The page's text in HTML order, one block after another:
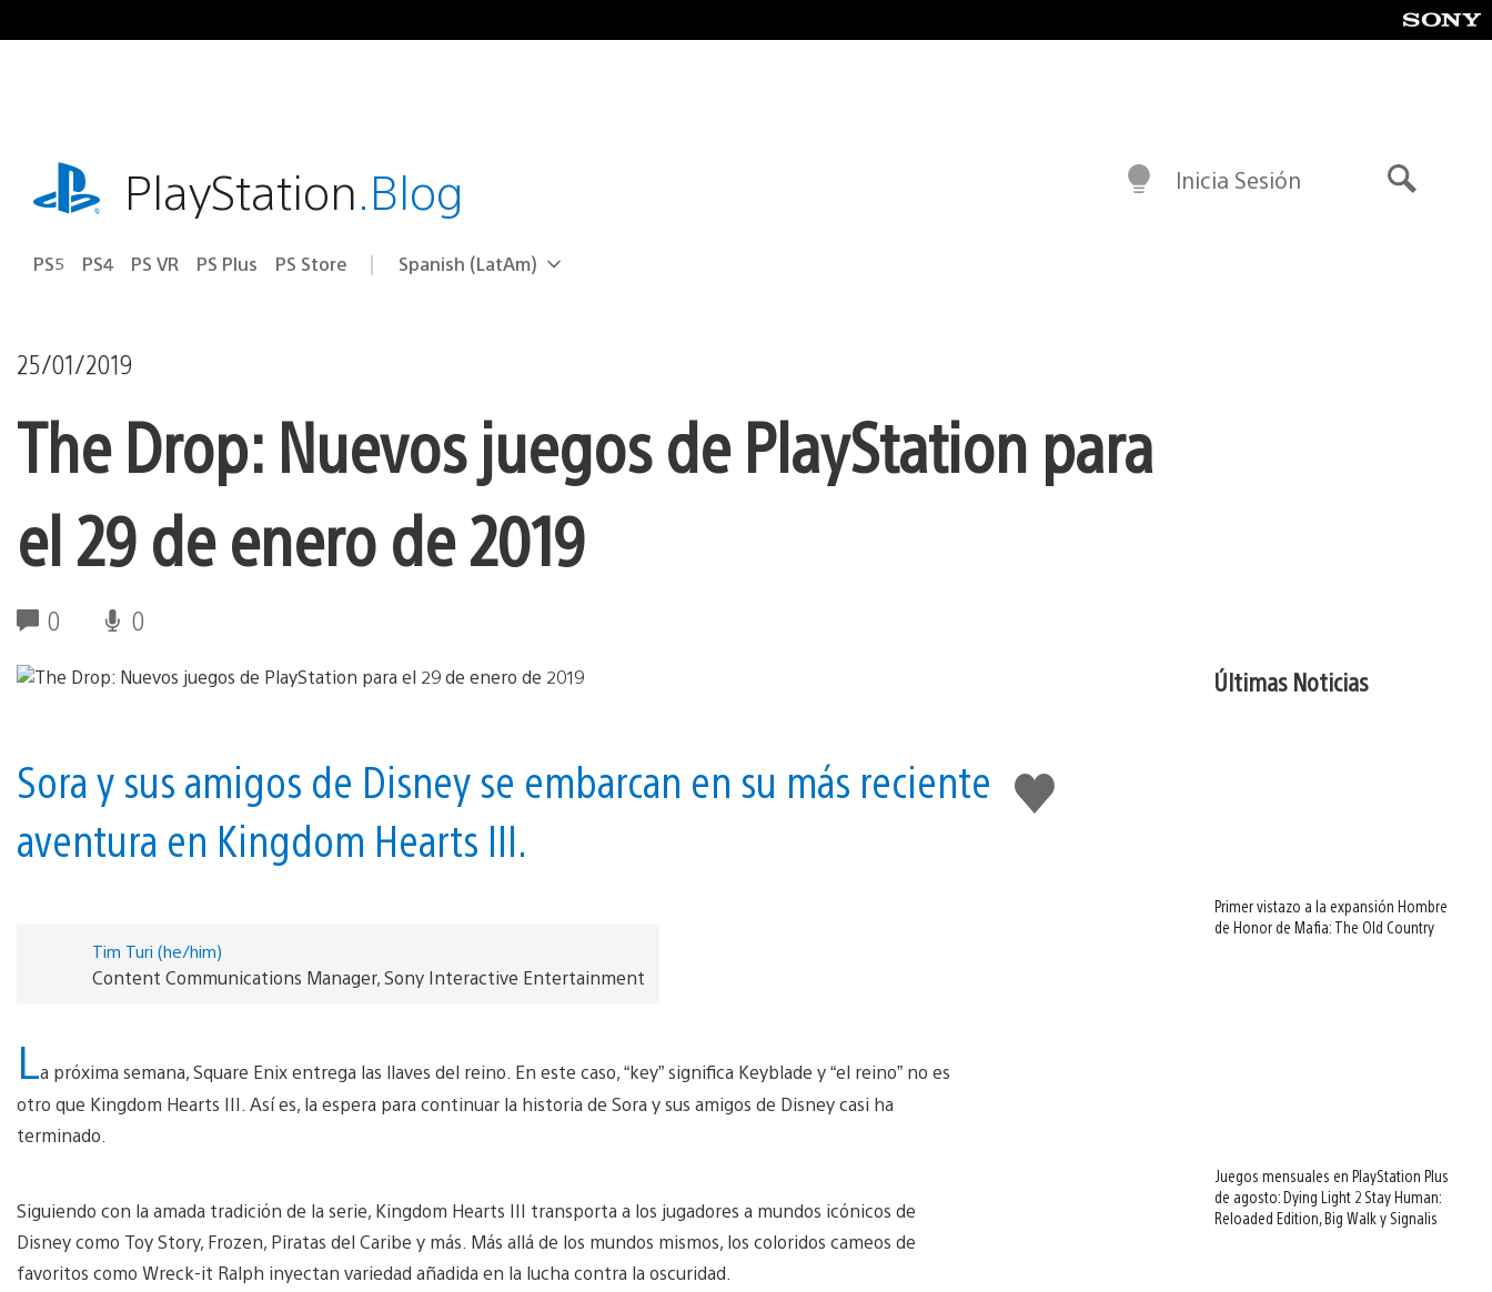
al
playstation.comPlayStation.Blog
PS5 PS4 PS VR PS Plus PS Store Elige
Región
Spanish (LatAm)
Inicia Sesión
25/01/2019
The Drop: Nuevos juegos de PlayStation para
el 29 de enero de 2019
0 0
Me
gusta
Sora y sus amigos de Disney se embarcan en su más reciente
aventura en Kingdom Hearts III.
Tim Turi (he/him)
Content Communications Manager, Sony Interactive Entertainment
La próxima semana, Square Enix entrega las llaves del reino. En este caso, “key” significa Keyblade y “el reino” no es
otro que Kingdom Hearts III. Así es, la espera para continuar la historia de Sora y sus amigos de Disney casi ha
terminado.
Siguiendo con la amada tradición de la serie, Kingdom Hearts III transporta a los jugadores a mundos icónicos de
Disney como Toy Story, Frozen, Piratas del Caribe y más. Más allá de los mundos mismos, los coloridos cameos de
favoritos como Wreck-it Ralph inyectan variedad añadida en la lucha contra la oscuridad.
Últimas Noticias
Primer vistazo a la expansión Hombre
de Honor de Mafia: The Old Country
Juegos mensuales en PlayStation Plus
de agosto: Dying Light 2 Stay Human:
Reloaded Edition, Big Walk y Signalis